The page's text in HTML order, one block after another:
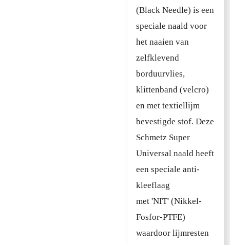
(Black Needle) is een
speciale naald voor
het naaien van
zelfklevend
borduurvlies,
klittenband (velcro)
en met textiellijm
bevestigde stof. Deze
Schmetz Super
Universal naald heeft
een speciale anti-
kleeflaag
met 'NIT' (Nikkel-
Fosfor-PTFE)
waardoor lijmresten